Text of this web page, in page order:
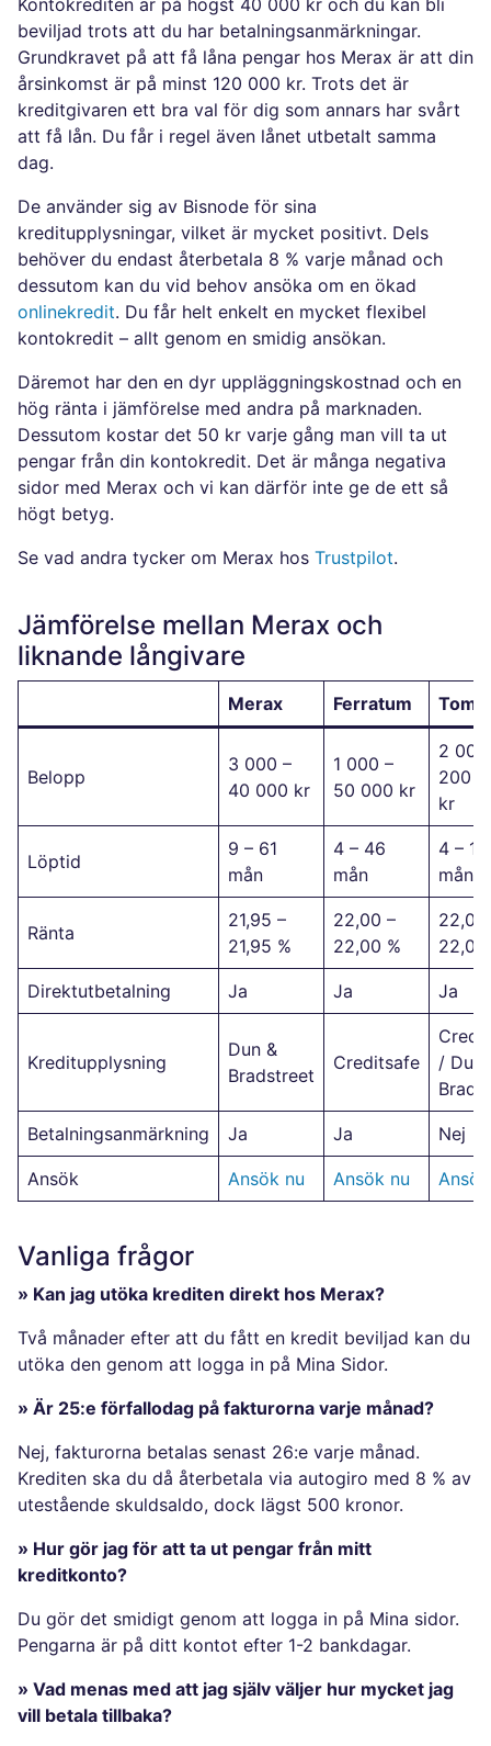
beviljad trots att du har betalningsanmärkningar.
Grundkravet på att få låna pengar hos Merax är att din
årsinkomst är på minst 120 000 kr. Trots det är
kreditgivaren ett bra val för dig som annars har svårt
att få lån. Du får i regel även lånet utbetalt samma
dag.
De använder sig av Bisnode för sina
kreditupplysningar, vilket är mycket positivt. Dels
behöver du endast återbetala 8 % varje månad och
dessutom kan du vid behov ansöka om en ökad
onlinekredit. Du får helt enkelt en mycket flexibel
kontokredit – allt genom en smidig ansökan.
Däremot har den en dyr uppläggningskostnad och en
hög ränta i jämförelse med andra på marknaden.
Dessutom kostar det 50 kr varje gång man vill ta ut
pengar från din kontokredit. Det är många negativa
sidor med Merax och vi kan därför inte ge de ett så
högt betyg.
Se vad andra tycker om Merax hos Trustpilot.
Jämförelse mellan Merax och
liknande långivare
Merax Ferratum Tomly
Belopp
3 000 –
40 000 kr
1 000 –
50 000 kr
2 000
200
kr
Löptid
9 – 61
mån
4 – 46
mån
4 – 19
mån
Ränta
21,95 –
21,95 %
22,00 –
22,00 %
22,00
22,00
Direktutbetalning Ja Ja Ja
Kreditupplysning
Dun &
Bradstreet
Creditsafe
/ Dun
Betalningsanmärkning Ja Ja Nej
Ansök Ansök nu Ansök nu
Vanliga frågor
» Kan jag utöka krediten direkt hos Merax?
Två månader efter att du fått en kredit beviljad kan du
utöka den genom att logga in på Mina Sidor.
» Är 25:e förfallodag på fakturorna varje månad?
Nej, fakturorna betalas senast 26:e varje månad.
Krediten ska du då återbetala via autogiro med 8 % av
utestående skuldsaldo, dock lägst 500 kronor.
» Hur gör jag för att ta ut pengar från mitt
kreditkonto?
Du gör det smidigt genom att logga in på Mina sidor.
Pengarna är på ditt kontot efter 1-2 bankdagar.
» Vad menas med att jag själv väljer hur mycket jag
vill betala tillbaka?